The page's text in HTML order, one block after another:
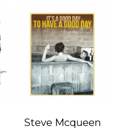
Steve Mcqueen